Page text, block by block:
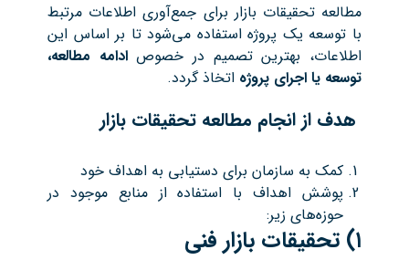
مطالعه تحقیقات بازار برای جمع‌آوری اطلاعات مرتبط
با توسعه یک پروژه استفاده می‌شود تا بر اساس این
اطلاعات، بهترین تصمیم در خصوصادامه مطالعه،
توسعه یا اجرای پروژه اتخاذ گردد.
هدف از انجام مطالعه تحقیقات بازار
کمک به سازمان برای دستیابی به اهداف خود
پوشش اهداف با استفاده از منابع موجود در
حوزه‌های زیر:
۱) تحقیقات بازار فنی